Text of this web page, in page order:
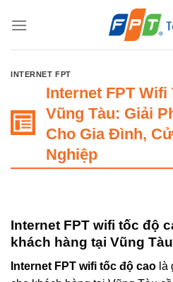
qua
INTERNET FPT
Internet FPT Wifi
Vũng Tàu: Giải
Cho Gia Đình,
Nghiệp
Internet FPT wifi tốc độ
khách hàng tại Vũng Tàu
Internet FPT wifi tốc độ cao là